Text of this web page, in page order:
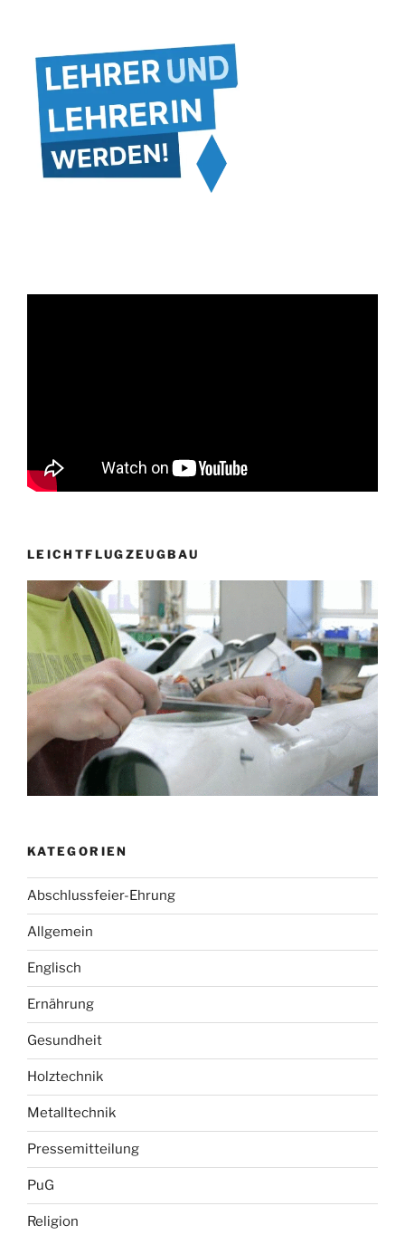
LEICHTFLUGZEUGBAU
KATEGORIEN
Abschlussfeier-Ehrung
Allgemein
Englisch
Ernährung
Gesundheit
Holztechnik
Metalltechnik
Pressemitteilung
PuG
Religion